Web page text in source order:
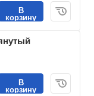
В
корзину
В
корзину